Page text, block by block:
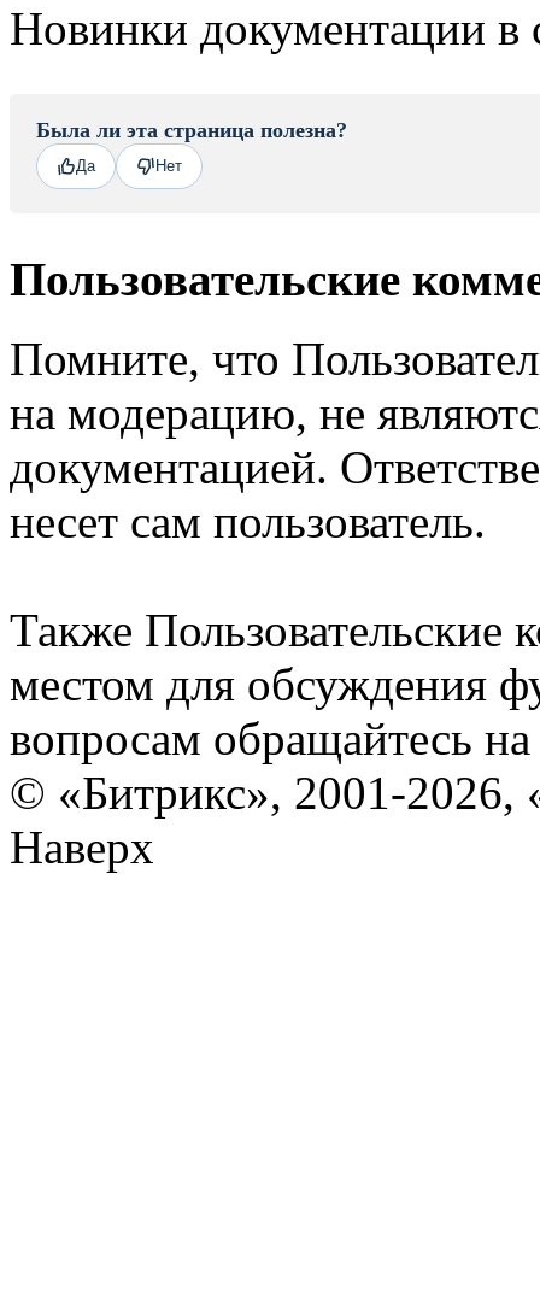
Новинки документации в
Была ли эта страница полезна?
Да Нет
Пользовательские
Помните, что
на модерацию, не
документацией.
несет сам пользователь.
Также Пользовательские
местом для обсуждения
вопросам обращайтесь
© «Битрикс», 2001-2026,
Наверх